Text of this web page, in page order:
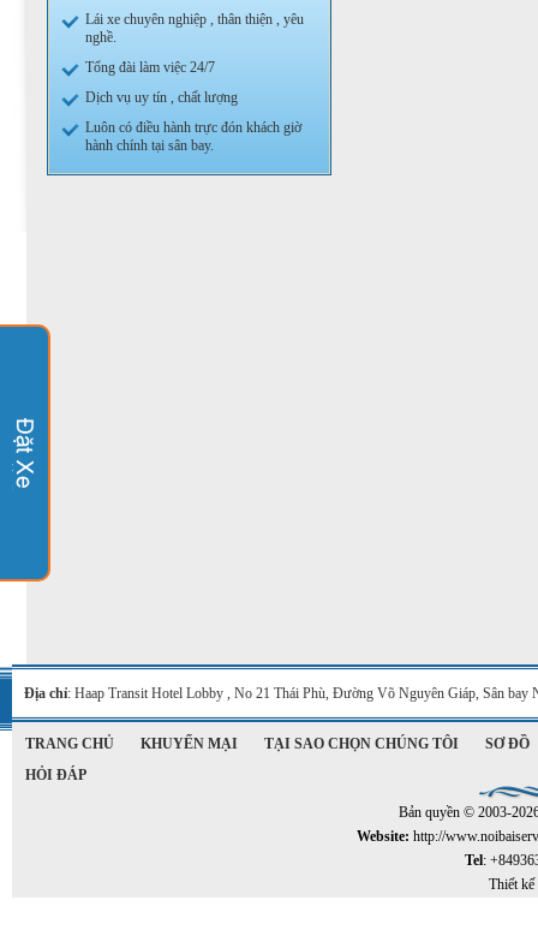
Lái xe chuyên nghiệp , thân thiện , yêu
nghề.
Tổng đài làm việc 24/7
Dịch vụ uy tín , chất lượng
Luôn có điều hành trực đón khách giờ
hành chính tại sân bay.
Địa chỉ: Haap Transit Hotel Lobby , No 21 Thái Phù, Đường Võ Nguyên Giáp, Sân bay
TRANG CHỦ KHUYẾN MẠI TẠI SAO CHỌN CHÚNG TÔI
SƠ ĐỒ
HỎI ĐÁP
Bản quyền © 2003-
Website: http://
Tel:
Thiết kế